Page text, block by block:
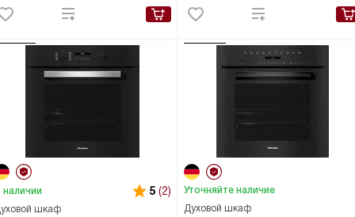
шкаф
наличии 5 (2)
Духовой шкаф
Уточняйте наличие